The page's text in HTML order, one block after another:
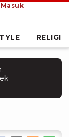
Masuk
RELIGI